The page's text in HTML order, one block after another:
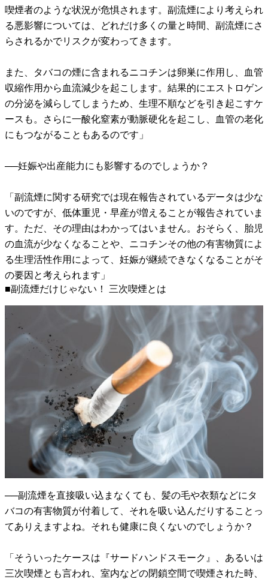
喫煙者のような状況が危惧されます。副流煙により考えられ
る悪影響については、どれだけ多くの量と時間、副流煙にさ
らされるかでリスクが変わってきます。
また、タバコの煙に含まれるニコチンは卵巣に作用し、血管
収縮作用から血流減少を起こします。結果的にエストロゲン
の分泌を減らしてしまうため、生理不順などを引き起こすケ
ースも。さらに一酸化窒素が動脈硬化を起こし、血管の老化
にもつながることもあるのです」
──妊娠や出産能力にも影響するのでしょうか？
「副流煙に関する研究では現在報告されているデータは少な
いのですが、低体重児・早産が増えることが報告されていま
す。ただ、その理由はわかってはいません。おそらく、胎児
の血流が少なくなることや、ニコチンその他の有害物質によ
る生理活性作用によって、妊娠が継続できなくなることがそ
の要因と考えられます」
■副流煙だけじゃない！ 三次喫煙とは
──副流煙を直接吸い込まなくても、髪の毛や衣類などにタ
バコの有害物質が付着して、それを吸い込んだりすることっ
てありえますよね。それも健康に良くないのでしょうか？
「そういったケースは『サードハンドスモーク』、あるいは
三次喫煙とも言われ、室内などの閉鎖空間で喫煙された時、